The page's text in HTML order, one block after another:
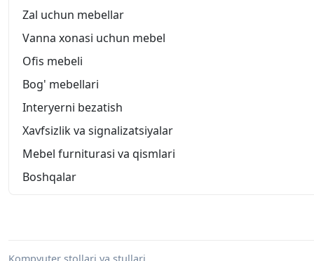
Zal uchun mebellar
Vanna xonasi uchun mebel
Ofis mebeli
Bog' mebellari
Interyerni bezatish
Xavfsizlik va signalizatsiyalar
Mebel furniturasi va qismlari
Boshqalar